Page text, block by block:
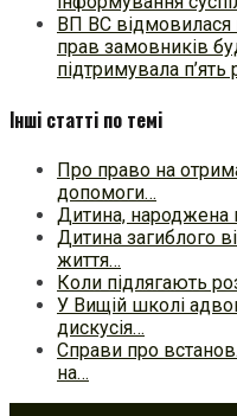
ВП ВС відмовилася
прав замовників
підтримувала п’ять
Інші статті по темі
Про право на
допомоги…
Дитина, народжена
Дитина загиблого
життя…
Коли підлягають
У Вищій школі
дискусія…
Справи про
на…